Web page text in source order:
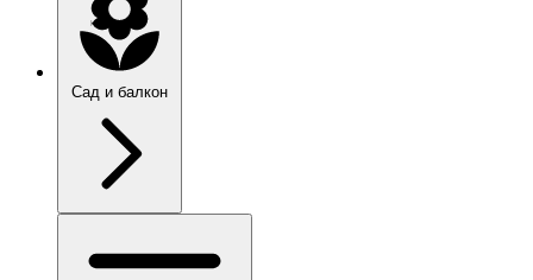
Сад и балкон